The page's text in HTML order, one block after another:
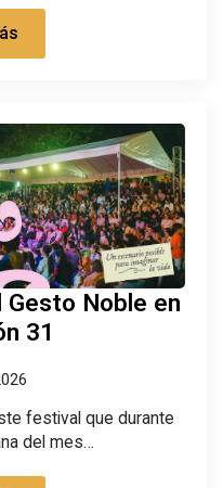
Gesto Noble en
31
festival que durante
del mes…